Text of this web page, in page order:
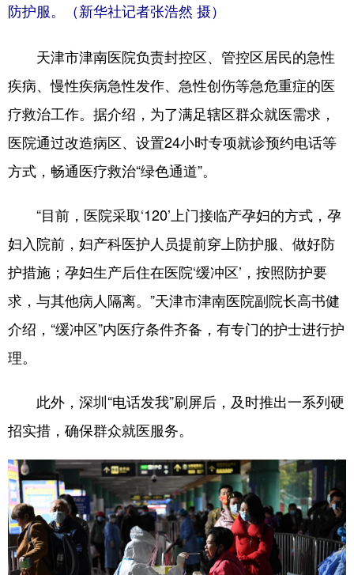
防护服。 （新华社记者张浩然 摄）
天津市津南医院负责封控区、管控区居民的急性
疾病、慢性疾病急性发作、急性创伤等急危重症的医
疗救治工作。据介绍，为了满足辖区群众就医需求，
医院通过改造病区、设置24小时专项就诊预约电话等
方式，畅通医疗救治“绿色通道”。
“目前，医院采取‘120’上门接临产孕妇的方式，孕
妇入院前，妇产科医护人员提前穿上防护服、做好防
护措施；孕妇生产后住在医院‘缓冲区’，按照防护要
求，与其他病人隔离。”天津市津南医院副院长高书健
介绍，“缓冲区”内医疗条件齐备，有专门的护士进行护
理。
此外，深圳“电话发我”刷屏后，及时推出一系列硬
招实措，确保群众就医服务。